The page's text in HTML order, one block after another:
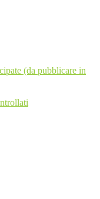
(da pubblicare in